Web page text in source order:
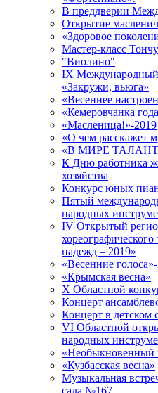
В преддверии
Открытие
«Здоровое
Мастер-класс
"Виолино"
IX Международный
«Закружи, вьюга»
«Весеннее
«Кемеровчанка
«Масленица!»-2019
«О чем расскажет
«В МИРЕ
К Дню работника
хозяйства
Конкурс юных
Пятый
народных
IV Открытый
надежд – 2019»
«Весенние
«Крымская весна»
X Областной
Концерт
Концерт в детском
VI Областной
народных
«Необыкновенный
«Кузбасская весна»
Музыкальная